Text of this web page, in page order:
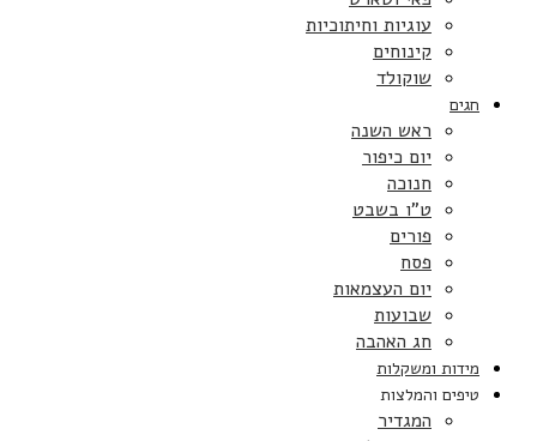
עוגיות וחיתוכיות
קינוחים
שוקולד
חגים
ראש השנה
יום כיפור
חנוכה
ט”ו בשבט
פורים
פסח
יום העצמאות
שבועות
חג האהבה
מידות ומשקלות
טיפים והמלצות
המגדיר